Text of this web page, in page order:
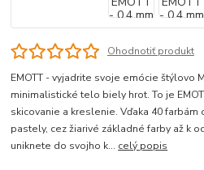
Ohodnotiť produkt
EMOTT - vyjadrite svoje emócie štýlovo
minimalistické telo biely hrot. To je
skicovanie a kreslenie. Vďaka 40
pastely, cez žiarivé základné farby až k
uniknete do svojho k... celý popis